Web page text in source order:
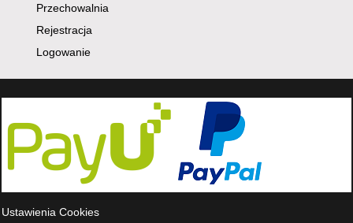
Przechowalnia
Rejestracja
Logowanie
Ustawienia Cookies